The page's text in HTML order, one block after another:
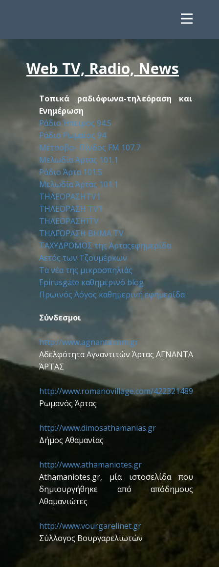
Web TV, Radio, News
Tοπικά ραδιόφωνα-τηλεόραση και
Ενημέρωση
Ράδιο Ήπειρος 94.5
Ράδιο Ρωμαίος 94
Μέτσοβο- Πίνδος FM 107.7
Μελωδία Άρτας 101.1
Ράδιο Άρτα 101.5
Μελωδία Άρτας 101.1
ΤΗΛΕΟΡΑΣΗTV1
ΤΗΛΕΟΡΑΣΗ TV1
ΤΗΛΕΟΡΑΣΗITV
ΤΗΛΕΟΡΑΣΗ ΒΗΜΑ TV
ΤΑΧΥΔΡΟΜΟΣ της Άρταςεφημερίδα
Αετός των Τζουμέρκων
Τα νέα της μικροσπηλιάς
Epirusgate καθημερινό blog
Πρωινός Λόγος καθημερινή εφημερίδα
Σύνδεσμοι
http://www.agnanta.com.gr
Αδελφότητα Αγναντιτών Άρτας ΄΄ΑΓΝΑΝΤΑ
ΆΡΤΑΣ
http://www.romanovillage.com/422321489
Ρωμανός Άρτας
http://www.dimosathamanias.gr
Δήμος Αθαμανίας
http://www.athamaniotes.gr
Athamaniotes.gr, μία ιστοσελίδα που
δημιουργήθηκε από απόδημους
Αθαμανιώτες
http://www.vourgarelinet.gr
Σύλλογος Βουργαρελιωτών